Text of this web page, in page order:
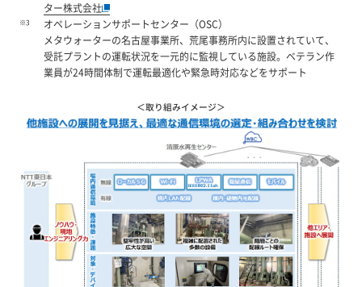
ター株式会社
※3
オペレーションサポートセンター（OSC）
メタウォーターの名古屋事業所、荒尾事務所内に設置されていて、
受託プラントの運転状況を一元的に監視している施設。ベテラン作
業員が24時間体制で運転最適化や緊急時対応などをサポート
＜取り組みイメージ＞